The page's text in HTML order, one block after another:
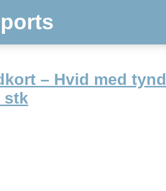
– Hvid med tynd
stk